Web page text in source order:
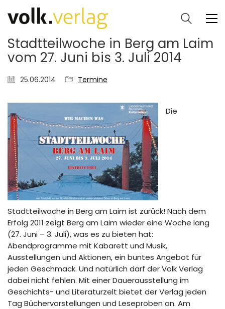
Stadtteilwoche in Berg am Laim
vom 27. Juni bis 3. Juli 2014
25.06.2014 Termine
Die
Stadtteilwoche in Berg am Laim ist zurück! Nach dem
Erfolg 2011 zeigt Berg am Laim wieder eine Woche lang
(27. Juni – 3. Juli), was es zu bieten hat:
Abendprogramme mit Kabarett und Musik,
Ausstellungen und Aktionen, ein buntes Angebot für
jeden Geschmack. Und natürlich darf der Volk Verlag
dabei nicht fehlen. Mit einer Dauerausstellung im
Geschichts- und Literaturzelt bietet der Verlag jeden
Tag Büchervorstellungen und Leseproben an. Am